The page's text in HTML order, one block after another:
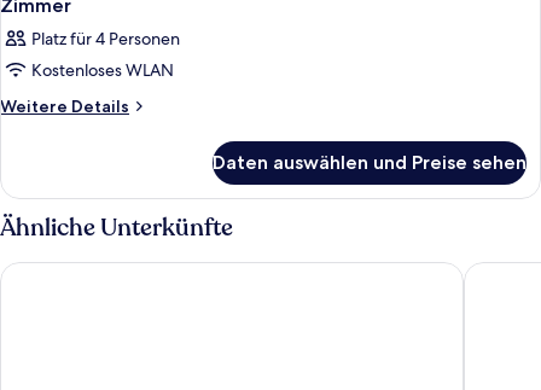
Zimmer
Platz für 4 Personen
Kostenloses WLAN
Weitere Details
Weitere
Daten auswählen und Preise sehen
Ähnliche Unterkünfte
Hotel C Stockholm Scandic